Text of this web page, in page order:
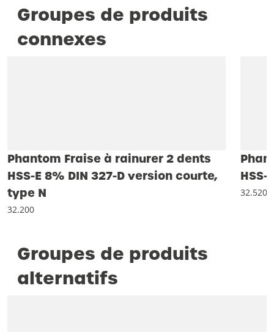
Groupes de produits
connexes
Phantom Fraise à rainurer 2 dents
HSS-E 8% DIN 327-D version courte,
type N
32.200
32.520
Groupes de produits
alternatifs